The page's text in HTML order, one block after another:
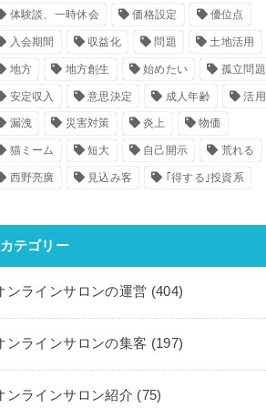
体験談、一時休会 価格設定 優位点
入会期間 収益化 問題 土地活用
地方 地方創生 始めたい 孤立問題
安定収入 意思決定 成人年齢 活用
漏洩 災害対策 炎上 物価
猫ミーム 短大 自己開示 荒れる
西野亮廣 見込み客 ｢得する｣投資系
カテゴリー
ンラインサロンの運営 (404)
ンラインサロンの集客 (197)
ンラインサロン紹介 (75)